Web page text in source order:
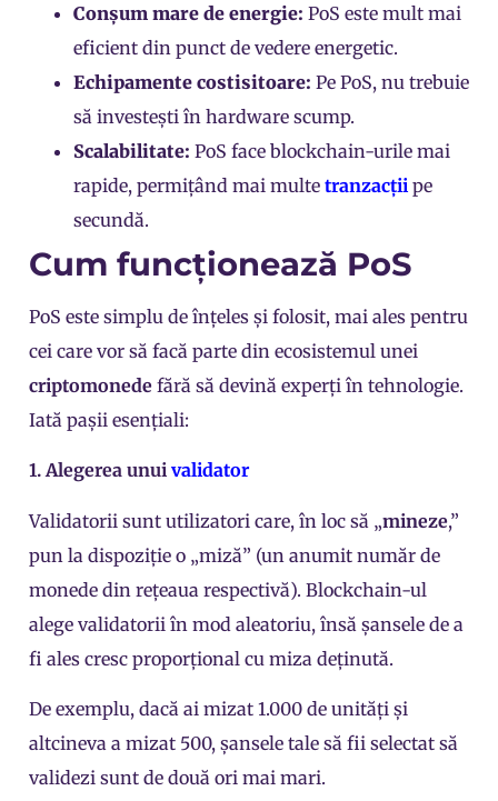
Conșum mare de energie: PoS este mult mai
eficient din punct de vedere energetic.
Echipamente costisitoare: Pe PoS, nu trebuie
să investești în hardware scump.
Scalabilitate: PoS face blockchain-urile mai
rapide, permițând mai multe tranzacții pe
secundă.
Cum funcționează PoS
PoS este simplu de înțeles și folosit, mai ales pentru
cei care vor să facă parte din ecosistemul unei
criptomonede fără să devină experți în tehnologie.
Iată pașii esențiali:
1. Alegerea unui validator
Validatorii sunt utilizatori care, în loc să „mineze,”
pun la dispoziție o „miză” (un anumit număr de
monede din rețeaua respectivă). Blockchain-ul
alege validatorii în mod aleatoriu, însă șansele de a
fi ales cresc proporțional cu miza deținută.
De exemplu, dacă ai mizat 1.000 de unități și
altcineva a mizat 500, șansele tale să fii selectat să
validezi sunt de două ori mai mari.